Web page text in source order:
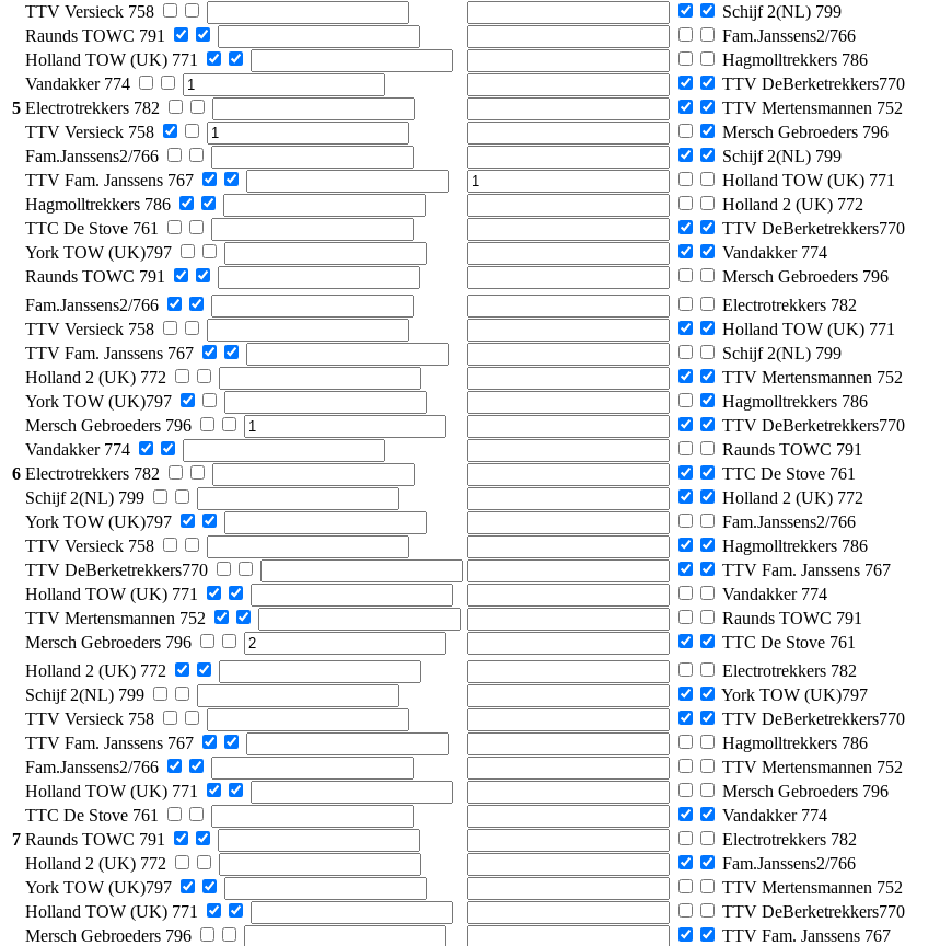
5
TTV Versieck 758
Raunds TOWC 791
Holland TOW (UK) 771
Vandakker 774
Electrotrekkers 782
TTV Versieck 758
Fam.Janssens2/766
TTV Fam. Janssens 767
Hagmolltrekkers 786
TTC De Stove 761
York TOW (UK)797
Raunds TOWC 791
Schijf 2(NL) 799
Fam.Janssens2/766
Hagmolltrekkers 786
TTV DeBerketrekkers770
TTV Mertensmannen 752
Mersch Gebroeders 796
Schijf 2(NL) 799
Holland TOW (UK) 771
Holland 2 (UK) 772
TTV DeBerketrekkers770
Vandakker 774
Mersch Gebroeders 796
6
Fam.Janssens2/766
TTV Versieck 758
TTV Fam. Janssens 767
Holland 2 (UK) 772
York TOW (UK)797
Mersch Gebroeders 796
Vandakker 774
Electrotrekkers 782
Schijf 2(NL) 799
York TOW (UK)797
TTV Versieck 758
TTV DeBerketrekkers770
Holland TOW (UK) 771
TTV Mertensmannen 752
Mersch Gebroeders 796
Electrotrekkers 782
Holland TOW (UK) 771
Schijf 2(NL) 799
TTV Mertensmannen 752
Hagmolltrekkers 786
TTV DeBerketrekkers770
Raunds TOWC 791
TTC De Stove 761
Holland 2 (UK) 772
Fam.Janssens2/766
Hagmolltrekkers 786
TTV Fam. Janssens 767
Vandakker 774
Raunds TOWC 791
TTC De Stove 761
7
Holland 2 (UK) 772
Schijf 2(NL) 799
TTV Versieck 758
TTV Fam. Janssens 767
Fam.Janssens2/766
Holland TOW (UK) 771
TTC De Stove 761
Raunds TOWC 791
Holland 2 (UK) 772
York TOW (UK)797
Holland TOW (UK) 771
Mersch Gebroeders 796
Electrotrekkers 782
York TOW (UK)797
TTV DeBerketrekkers770
Hagmolltrekkers 786
TTV Mertensmannen 752
Mersch Gebroeders 796
Vandakker 774
Electrotrekkers 782
Fam.Janssens2/766
TTV Mertensmannen 752
TTV DeBerketrekkers770
TTV Fam. Janssens 767